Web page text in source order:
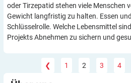
oder Tirzepatid stehen viele Menschen
Gewicht langfristig zu halten. Essen
Schlüsselrolle. Welche Lebensmittel
Projekts Abnehmen zu sichern und
❮ 1 2 3 4